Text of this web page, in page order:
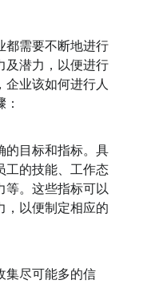
都需要不断地进行
及潜力，以便进行
企业该如何进行人
的目标和指标。具
工的技能、工作态
等。这些指标可以
，以便制定相应的
集尽可能多的信